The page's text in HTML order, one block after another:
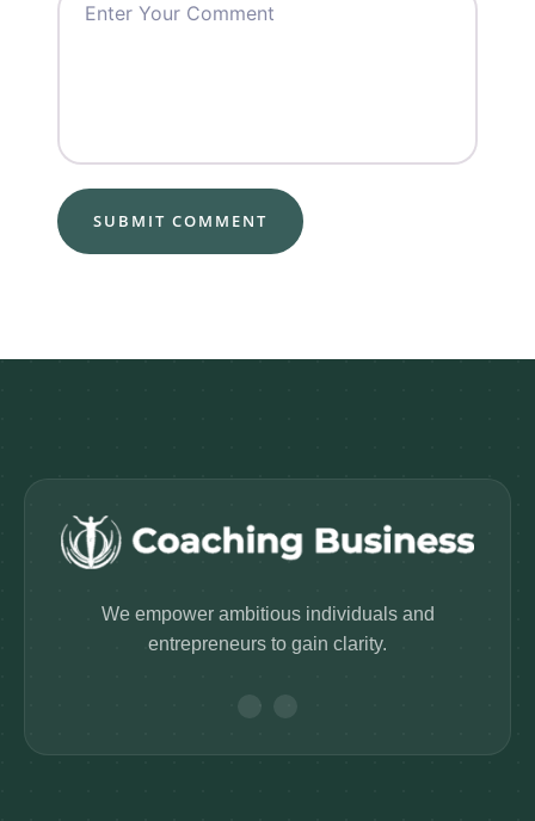
We empower ambitious individuals and
entrepreneurs to gain clarity.